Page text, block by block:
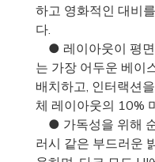
하고 영화적인 대비
다.
● 레이아웃이 평면
는 가장 어두운 베이
배치하고, 인터랙션
체 레이아웃의 10%
● 가독성을 위해
러시 같은 부드러운